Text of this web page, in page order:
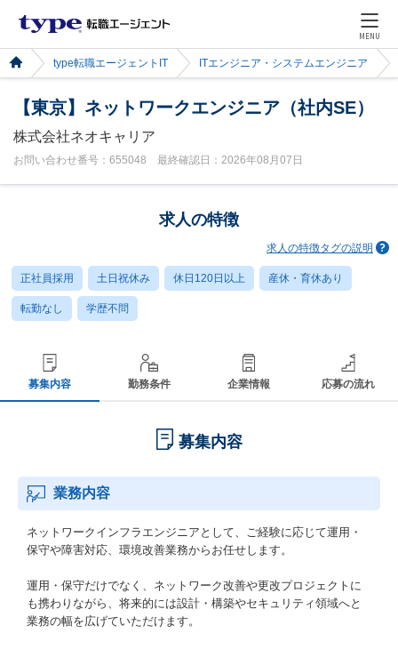
MENU
type転職エージェントIT ITエンジニア・システムエンジニア
【東京】ネットワークエンジニア（社内SE）
株式会社ネオキャリア
お問い合わせ番号：655048 最終確認日：2026年08月07日
求人の特徴
求人の特徴タグの説明
正社員採用 土日祝休み 休日120日以上 産休・育休あり
転勤なし 学歴不問
募集内容 勤務条件 企業情報 応募の流れ
募集内容
業務内容
ネットワークインフラエンジニアとして、ご経験に応じて運用・
保守や障害対応、環境改善業務からお任せします。
運用・保守だけでなく、ネットワーク改善や更改プロジェクトに
も携わりながら、将来的には設計・構築やセキュリティ領域へと
業務の幅を広げていただけます。